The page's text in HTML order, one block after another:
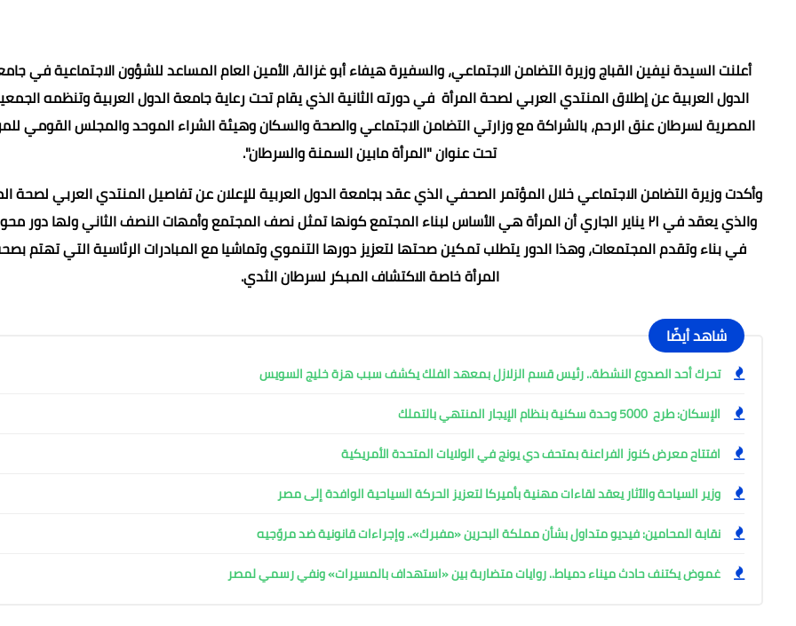
أعلنت السيدة نيفين القباج وزيرة التضامن الاجتماعي، والسفيرة هيفاء أبو غزالة، الأمين العام المساعد للشؤون الاجتماعية في
الدول العربية عن إطلاق المنتدي العربي لصحة المرأة في دورته الثانية الذي يقام تحت رعاية جامعة الدول العربية وتنظمه
المصرية لسرطان عنق الرحم، بالشراكة مع وزارتي التضامن الاجتماعي والصحة والسكان وهيئة الشراء الموحد والمجلس القومي
تحت عنوان "المرأة مابين السمنة والسرطان".
وأكدت وزيرة التضامن الاجتماعي خلال المؤتمر الصحفي الذي عقد بجامعة الدول العربية للإعلان عن تفاصيل المنتدي العربي لصحة
والذي يعقد في ٢١ يناير الجاري أن المرأة هي الأساس لبناء المجتمع كونها تمثل نصف المجتمع وأمهات النصف الثاني ولها دور
في بناء وتقدم المجتمعات، وهذا الدور يتطلب تمكين صحتها لتعزيز دورها التنموي وتماشيا مع المبادرات الرئاسية التي تهتم
المرأة خاصة الاكتشاف المبكر لسرطان الثدي.
شاهد أيضًا
تحرك أحد الصدوع النشطة.. رئيس قسم الزلازل بمعهد الفلك يكشف سبب هزة خليج السويس
الإسكان: طرح 5000 وحدة سكنية بنظام الإيجار المنتهي بالتملك
افتتاح معرض كنوز الفراعنة بمتحف دي يونج في الولايات المتحدة الأمريكية
وزير السياحة والآثار يعقد لقاءات مهنية بأميركا لتعزيز الحركة السياحية الوافدة إلى مصر
نقابة المحامين: فيديو متداول بشأن مملكة البحرين «مفبرك».. وإجراءات قانونية ضد مروّجيه
غموض يكتنف حادث ميناء دمياط.. روايات متضاربة بين «استهداف بالمسيرات» ونفي رسمي لمصر